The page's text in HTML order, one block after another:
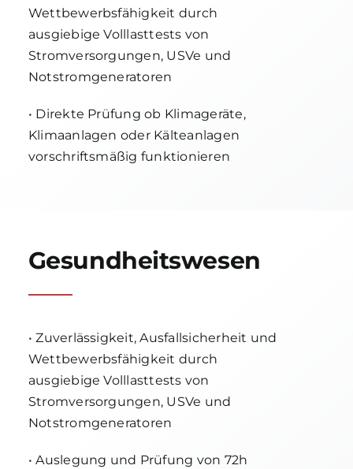
Wettbewerbsfähigkeit durch
ausgiebige Volllasttests von
Stromversorgungen, USVe und
Notstromgeneratoren
• Direkte Prüfung ob Klimageräte,
Klimaanlagen oder Kälteanlagen
vorschriftsmäßig funktionieren
Gesundheitswesen
• Zuverlässigkeit, Ausfallsicherheit und
Wettbewerbsfähigkeit durch
ausgiebige Volllasttests von
Stromversorgungen, USVe und
Notstromgeneratoren
• Auslegung und Prüfung von 72h